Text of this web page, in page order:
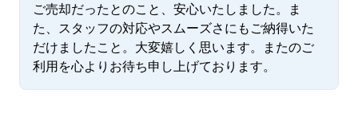
ご売却だったとのこと、安心いたしました。ま
た、スタッフの対応やスムーズさにもご納得いた
だけましたこと。大変嬉しく思います。またのご
利用を心よりお待ち申し上げております。